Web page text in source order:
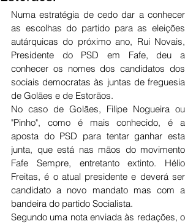
Numa estratégia de cedo dar a conhecer
as escolhas do partido para as eleições
autárquicas do próximo ano, Rui Novais,
Presidente do PSD em Fafe, deu a
conhecer os nomes dos candidatos dos
sociais democratas às juntas de freguesia
de Golães e de Estorãos.
No caso de Golães, Filipe Nogueira ou
"Pinho", como é mais conhecido, é a
aposta do PSD para tentar ganhar esta
junta, que está nas mãos do movimento
Fafe Sempre, entretanto extinto. Hélio
Freitas, é o atual presidente e deverá ser
candidato a novo mandato mas com a
bandeira do partido Socialista.
Segundo uma nota enviada às redações, o